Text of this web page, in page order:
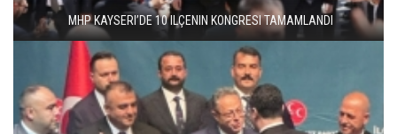
MHP KAYSERI’DE 10 ILÇENIN KONGRESI TAMAMLANDI